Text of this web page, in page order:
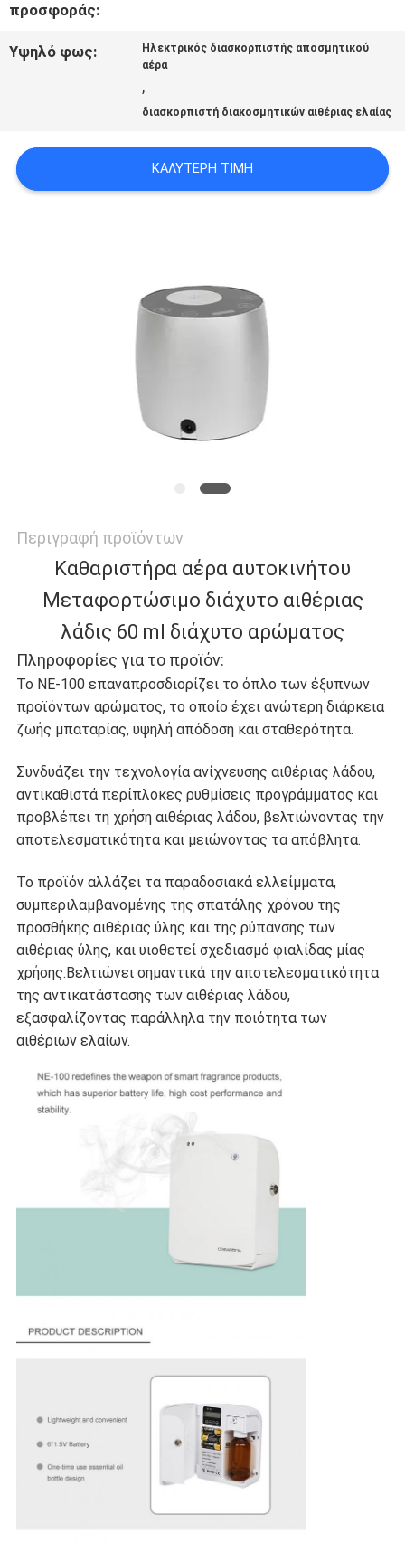
ΜΕ
ΖΗΤΉΣΤΕ
ΈΝΑ
ΑΠΟΡΡΉΤΟΥ
προσφοράς:
Υψηλό φως:
Ηλεκτρικός διασκορπιστής αποσμητικού
αέρα
,
διασκορπιστή διακοσμητικών αιθέριας ελαίας
ΚΑΛΎΤΕΡΗ ΤΙΜΉ
Περιγραφή προϊόντων
Καθαριστήρα αέρα αυτοκινήτου
Μεταφορτώσιμο διάχυτο αιθέριας
λάδις 60 ml διάχυτο αρώματος
Πληροφορίες για το προϊόν:
Το NE-100 επαναπροσδιορίζει το όπλο των έξυπνων
προϊόντων αρώματος, το οποίο έχει ανώτερη διάρκεια
ζωής μπαταρίας, υψηλή απόδοση και σταθερότητα.
Συνδυάζει την τεχνολογία ανίχνευσης αιθέριας λάδου,
αντικαθιστά περίπλοκες ρυθμίσεις προγράμματος και
προβλέπει τη χρήση αιθέριας λάδου, βελτιώνοντας την
αποτελεσματικότητα και μειώνοντας τα απόβλητα.
Το προϊόν αλλάζει τα παραδοσιακά ελλείμματα,
συμπεριλαμβανομένης της σπατάλης χρόνου της
προσθήκης αιθέριας ύλης και της ρύπανσης των
αιθέριας ύλης, και υιοθετεί σχεδιασμό φιαλίδας μίας
χρήσης.Βελτιώνει σημαντικά την αποτελεσματικότητα
της αντικατάστασης των αιθέριας λάδου,
εξασφαλίζοντας παράλληλα την ποιότητα των
αιθέριων ελαίων.